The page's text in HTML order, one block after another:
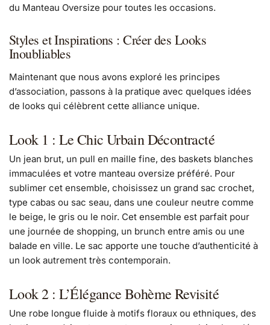
du Manteau Oversize pour toutes les occasions.
Styles et Inspirations : Créer des Looks
Inoubliables
Maintenant que nous avons exploré les principes
d’association, passons à la pratique avec quelques idées
de looks qui célèbrent cette alliance unique.
Look 1 : Le Chic Urbain Décontracté
Un jean brut, un pull en maille fine, des baskets blanches
immaculées et votre manteau oversize préféré. Pour
sublimer cet ensemble, choisissez un grand sac crochet,
type cabas ou sac seau, dans une couleur neutre comme
le beige, le gris ou le noir. Cet ensemble est parfait pour
une journée de shopping, un brunch entre amis ou une
balade en ville. Le sac apporte une touche d’authenticité à
un look autrement très contemporain.
Look 2 : L’Élégance Bohème Revisité
Une robe longue fluide à motifs floraux ou ethniques, des